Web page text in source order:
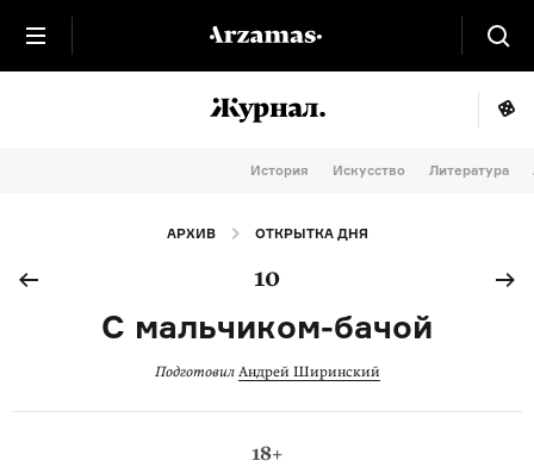
История Искусство Литература
АРХИВ ОТКРЫТКА ДНЯ
10
С мальчиком-бачой
Подготовил Андрей Ширинский
18+